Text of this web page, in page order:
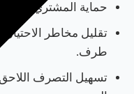
حماية المشتري من
تقليل مخاطر الاحتيال
طرف.
تسهيل التصرف اللاحق